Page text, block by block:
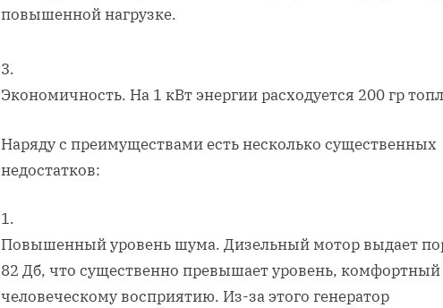
повышенной нагрузке.
Экономичность. На 1 кВт энергии расходуется 200 гр
Наряду с преимуществами есть несколько существенных
недостатков:
Повышенный уровень шума. Дизельный мотор выдает
82 Дб, что существенно превышает уровень, комфортный
человеческому восприятию. Из-за этого генератор